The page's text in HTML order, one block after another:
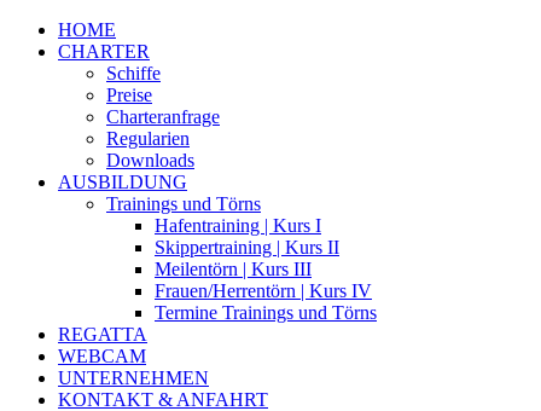
HOME
CHARTER
Schiffe
Preise
Charteranfrage
Regularien
Downloads
AUSBILDUNG
Trainings und Törns
Hafentraining | Kurs I
Skippertraining | Kurs II
Meilentörn | Kurs III
Frauen/Herrentörn | Kurs IV
Termine Trainings und Törns
REGATTA
WEBCAM
UNTERNEHMEN
KONTAKT & ANFAHRT